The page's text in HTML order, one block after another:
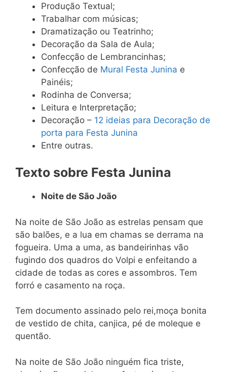
Produção Textual;
Trabalhar com músicas;
Dramatização ou Teatrinho;
Decoração da Sala de Aula;
Confecção de Lembrancinhas;
Confecção de Mural Festa Junina e
Painéis;
Rodinha de Conversa;
Leitura e Interpretação;
Decoração – 12 ideias para Decoração de
porta para Festa Junina
Entre outras.
Texto sobre Festa Junina
Noite de São João
Na noite de São João as estrelas pensam que
são balões, e a lua em chamas se derrama na
fogueira. Uma a uma, as bandeirinhas vão
fugindo dos quadros do Volpi e enfeitando a
cidade de todas as cores e assombros. Tem
forró e casamento na roça.
Tem documento assinado pelo rei,moça bonita
de vestido de chita, canjica, pé de moleque e
quentão.
Na noite de São João ninguém fica triste,